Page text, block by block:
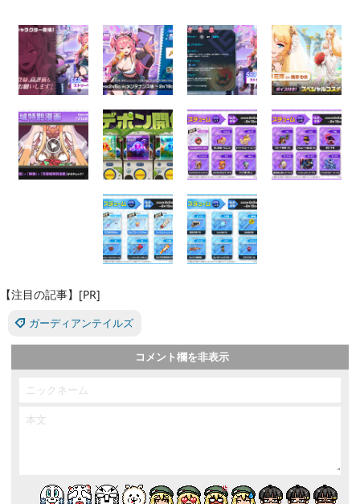
【注目の記事】[PR]
ガーディアンテイルズ
コメント欄を非表示